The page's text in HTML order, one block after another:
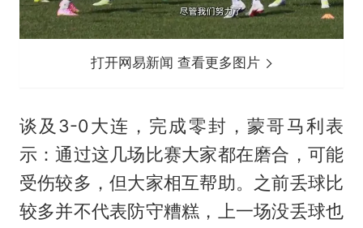
打开网易新闻 查看更多图片
谈及3-0大连，完成零封，蒙哥马利表
示：通过这几场比赛大家都在磨合，可能
受伤较多，但大家相互帮助。之前丢球比
较多并不代表防守糟糕，上一场没丢球也